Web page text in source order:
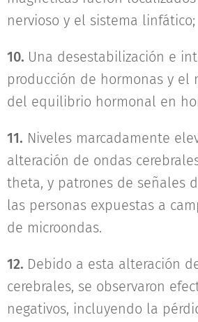
nervioso y el sistema linfático;
10. Una desestabilización e
producción de hormonas y el
del equilibrio hormonal en
11. Niveles marcadamente
alteración de ondas
theta, y patrones de señales
las personas expuestas a
de microondas.
12. Debido a esta alteración
cerebrales, se observaron
negativos, incluyendo la